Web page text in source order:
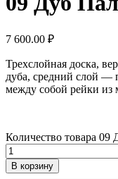
7 600.00 ₽
Трехслойная доска,
дуба, средний слой —
между собой рейки из
Количество товара 09
В корзину